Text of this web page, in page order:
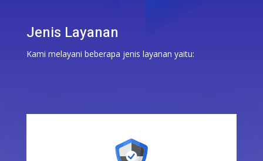
Jenis Layanan
Kami melayani beberapa jenis layanan yaitu: